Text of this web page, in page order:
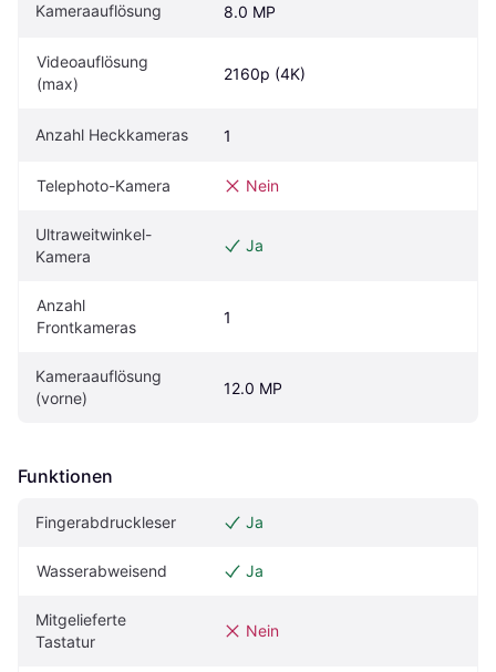
Kameraauflösung 8.0 MP
Videoauflösung
(max)
2160p (4K)
Anzahl Heckkameras 1
Telephoto-Kamera Nein
Ultraweitwinkel-
Kamera
Ja
Anzahl
Frontkameras
1
Kameraauflösung
(vorne)
12.0 MP
Funktionen
Fingerabdruckleser Ja
Wasserabweisend Ja
Mitgelieferte
Tastatur
Nein